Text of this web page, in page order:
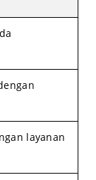
layanan